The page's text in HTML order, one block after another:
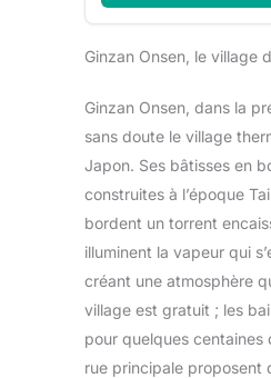
Ginzan Onsen, le village
Ginzan Onsen, dans la
sans doute le village
Japon. Ses bâtisses en
construites à l’époque
bordent un torrent
illuminent la vapeur qui
créant une atmosphère
village est gratuit ; les
pour quelques centaines
rue principale proposent